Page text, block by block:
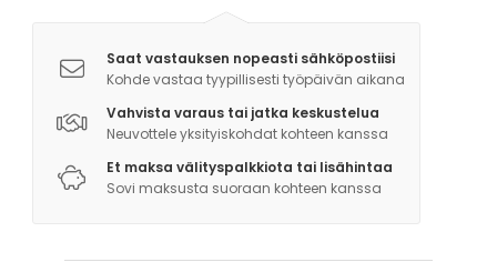
Saat vastauksen nopeasti sähköpostiisi
Kohde vastaa tyypillisesti työpäivän aikana
Vahvista varaus tai jatka keskustelua
Neuvottele yksityiskohdat kohteen kanssa
Et maksa välityspalkkiota tai lisähintaa
Sovi maksusta suoraan kohteen kanssa